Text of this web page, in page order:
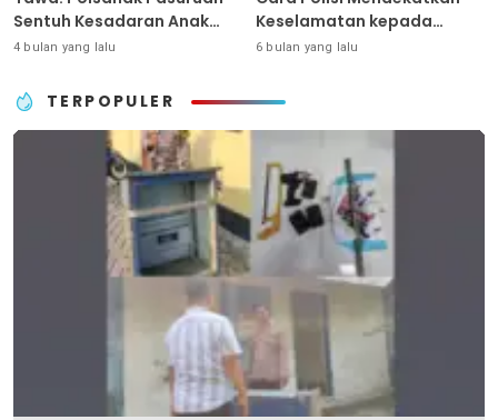
Sentuh Kesadaran Anak
Sejak Dini
4 bulan yang lalu
Keselamatan kepada
Generasi Sejak Usia Dini
6 bulan yang lalu
TERPOPULER